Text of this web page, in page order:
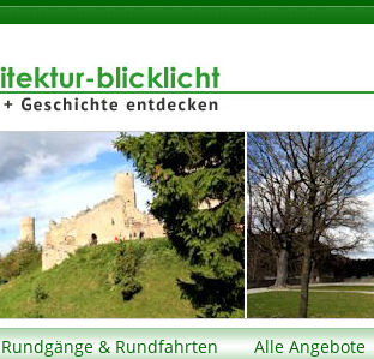
Rundgänge & Rundfahrten
Alle Angebote